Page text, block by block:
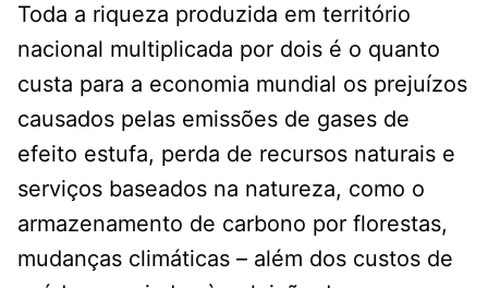
Toda a riqueza produzida em território
nacional multiplicada por dois é o quanto
custa para a economia mundial os prejuízos
causados pelas emissões de gases de
efeito estufa, perda de recursos naturais e
serviços baseados na natureza, como o
armazenamento de carbono por florestas,
mudanças climáticas – além dos custos de